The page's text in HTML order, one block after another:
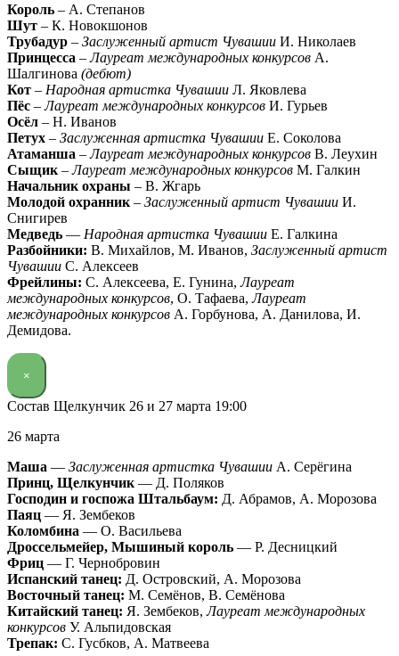
Король – А. Степанов
Шут – К. Новокшонов
Трубадур – Заслуженный артист Чувашии И. Николаев
Принцесса –Лауреат международных конкурсов А.
Шалгинова (дебют)
Кот – Народная артистка Чувашии Л. Яковлева
Пёс –Лауреат международных конкурсов И. Гурьев
Осёл – Н. Иванов
Петух – Заслуженная артистка Чувашии Е. Соколова
Атаманша –Лауреат международных конкурсов В. Леухин
Сыщик –Лауреат международных конкурсов М. Галкин
Начальник охраны – В. Жгарь
Молодой охранник – Заслуженный артист Чувашии И.
Снигирев
Медведь — Народная артистка Чувашии Е. Галкина
Разбойники: В. Михайлов, М. Иванов, Заслуженный артист
Чувашии С. Алексеев
Фрейлины: С. Алексеева, Е. Гунина,Лауреат
международных конкурсов, О. Тафаева,Лауреат
международных конкурсов А. Горбунова, А. Данилова, И.
Демидова.
×
Состав Щелкунчик 26 и 27 марта 19:00
26 марта
Маша — Заслуженная артистка Чувашии А. Серёгина
Принц, Щелкунчик — Д. Поляков
Господин и госпожа Штальбаум: Д. Абрамов, А. Морозова
Паяц — Я. Зембеков
Коломбина — О. Васильева
Дроссельмейер, Мышиный король — Р. Десницкий
Фриц — Г. Чернобровин
Испанский танец: Д. Островский, А. Морозова
Восточный танец: М. Семёнов, В. Семёнова
Китайский танец: Я. Зембеков,Лауреат международных
конкурсов У. Альпидовская
Трепак: С. Гусбков, А. Матвеева